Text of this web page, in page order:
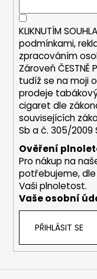
D
o
p
o
u
u
DEKANG
KLIKNUTÍM
podmínkami,
zpracováním
Zároveň ČESTNĚ
tudíž se na moji
prodeje
cigaret dle
souvisejících
Sb a č. 305/2009
Ověření
Pro nákup na
potřebujeme,
Vaši plnoletost.
Vaše osobní
PŘIHLÁSIT SE